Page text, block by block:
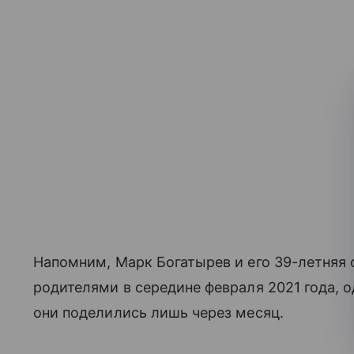
Напомним, Марк Богатырев и его 39-летняя
родителями в середине февраля 2021 года,
они поделились лишь через месяц.